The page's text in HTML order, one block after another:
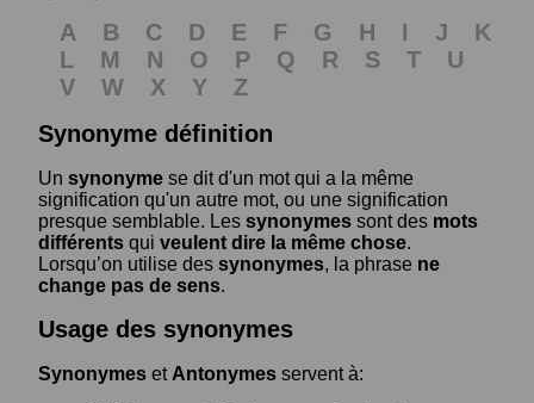
A B C D E F G H I J
K
L
M N O P Q R S T
U
V
W X Y
Z
Synonyme définition
Un synonyme se dit d'un mot qui a la même
signification qu'un autre mot, ou une signification
presque semblable. Les synonymes sont des mots
différents qui veulent dire la même chose.
Lorsqu’on utilise des synonymes, la phrase ne
change pas de sens.
Usage des synonymes
Synonymes et Antonymes servent à: